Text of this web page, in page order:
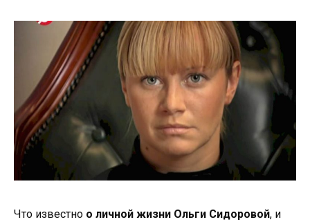
Что известно о личной жизни Ольги Сидоровой, и